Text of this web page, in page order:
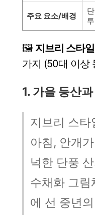
주요 요소/배경
🖼️ 지브리 스타일
가지 (50대 이상
1. 가을 등산
지브리 스타
아침, 안개
넉한 단풍
수채화 그
에 선 중년